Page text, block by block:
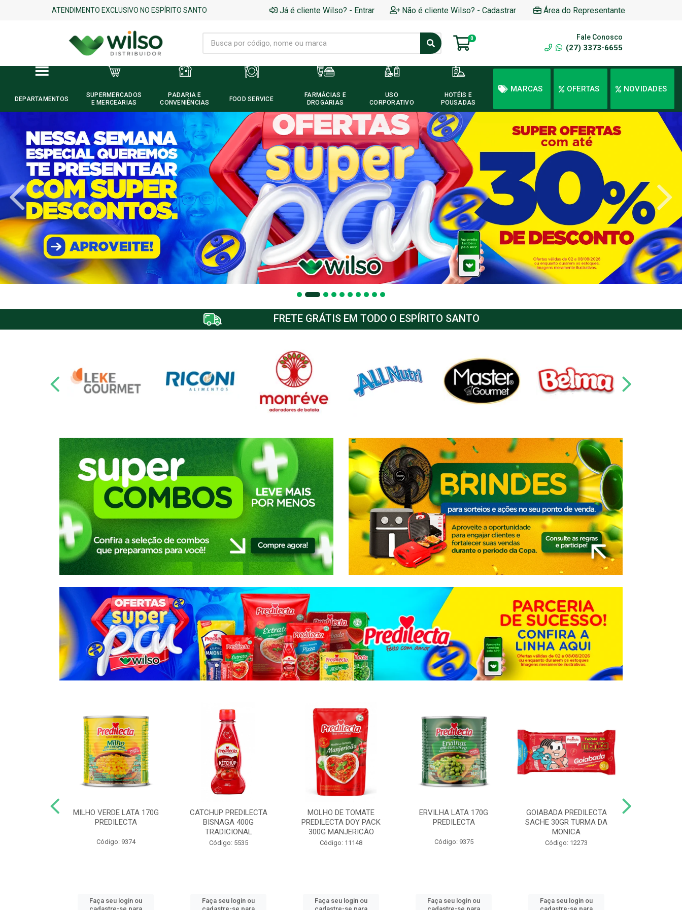
ATENDIMENTO EXCLUSIVO NO ESPÍRITO SANTO Já é cliente Wilso? - Entrar Não é cliente Wilso? - Cadastrar Área do Representante
0 Fale Conosco
(27) 3373-6655
DEPARTAMENTOS
SUPERMERCADOS
E MERCEARIAS
PADARIA E
CONVENIÊNCIAS
FOOD SERVICE
FARMÁCIAS E
DROGARIAS
USO
CORPORATIVO
HOTÉIS E
POUSADAS
MARCAS OFERTAS NOVIDADES
FRETE GRÁTIS EM TODO O ESPÍRITO SANTO
MILHO VERDE LATA 170G
PREDILECTA
Código: 9374
Faça seu login ou
CATCHUP PREDILECTA
BISNAGA 400G
TRADICIONAL
Código: 5535
Faça seu login ou
MOLHO DE TOMATE
PREDILECTA DOY PACK
300G MANJERICÃO
Código: 11148
Faça seu login ou
ERVILHA LATA 170G
PREDILECTA
Código: 9375
Faça seu login ou
GOIABADA PREDILECTA
SACHE 30GR TURMA DA
MONICA
Código: 12273
Faça seu login ou